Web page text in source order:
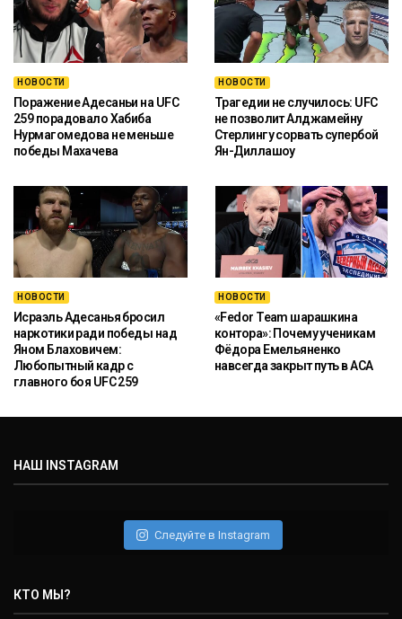
НОВОСТИ
Поражение Адесаньи на UFC
259 порадовало Хабиба
Нурмагомедова не меньше
победы Махачева
НОВОСТИ
Трагедии не случилось: UFC
не позволит Алджамейну
Стерлингу сорвать супербой
Ян-Диллашоу
НОВОСТИ
Исраэль Адесанья бросил
наркотики ради победы над
Яном Блаховичем:
Любопытный кадр с
главного боя UFC 259
НОВОСТИ
«Fedor Team шарашкина
контора»: Почему ученикам
Фёдора Емельяненко
навсегда закрыт путь в ACA
НАШ INSTAGRAM
Следуйте в Instagram
КТО МЫ?